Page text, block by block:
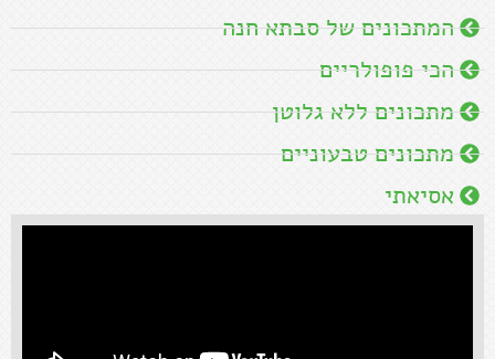
המתכונים של סבתא חנה
הכי פופולריים
מתכונים ללא גלוטן
מתכונים טבעוניים
אסיאתי